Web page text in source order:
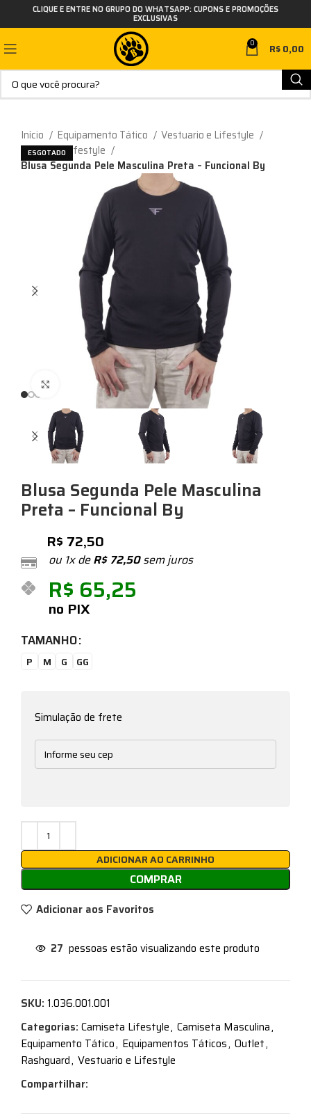
CLIQUE E ENTRE NO GRUPO DO WHATSAPP: CUPONS E PROMOÇÕES
EXCLUSIVAS
0 R$0,00
Início Equipamento Tático
Vestuario e Lifestyle
Camiseta Lifestyle
Blusa Segunda Pele Masculina Preta – Funcional By
ESGOTADO
Expandir
Blusa Segunda Pele Masculina
Preta – Funcional By
R$ 72,50
ou 1x deR$72,50sem juros
R$ 65,25
no PIX
TAMANHO
P M G GG
Simulação de frete
ADICIONAR AO CARRINHO
COMPRAR
Adicionar aos Favoritos
27 pessoas estão visualizando este produto
SKU: 1.036.001.001
Categorias: Camiseta Lifestyle, Camiseta Masculina,
Equipamento Tático, Equipamentos Táticos, Outlet,
Rashguard, Vestuario e Lifestyle
Compartilhar: